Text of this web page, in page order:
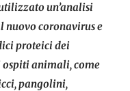
un’analisi
coronavirus e
proteici dei
animali, come
pangolini,